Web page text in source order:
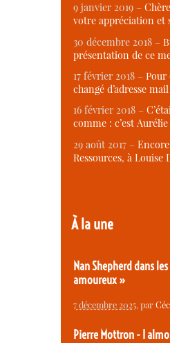
9 janvier 2019 –
votre appréciation
30 décembre 2018 –
présentation de ce
17 février 2018 – Pour
changé d’adresse
16 février 2018 –
comme : c’est
29 août 2017 –
Ressources, à Louise
À la une
Nan Shepherd dans
amoureux »
7 décembre 2025, par
Pierre Mottron - I